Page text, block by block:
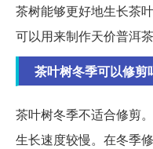
茶树能够更好地生长茶
可以用来制作天价普洱茶
茶叶树冬季可以修
茶叶树冬季不适合修剪
生长速度较慢。在冬季